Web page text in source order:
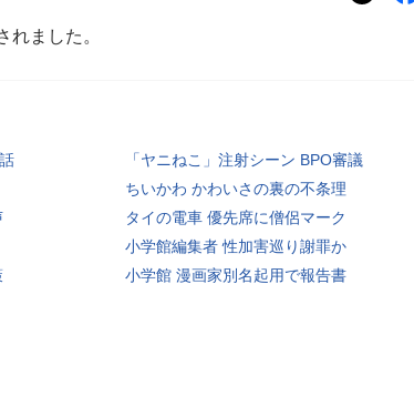
れました。
「ヤニねこ」注射シーン BPO審議
ちいかわ かわいさの裏の不条理
タイの電車 優先席に僧侶マーク
小学館編集者 性加害巡り謝罪か
小学館 漫画家別名起用で報告書